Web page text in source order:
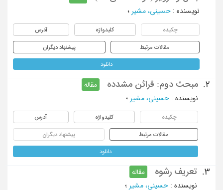
نویسنده : حسینی، مشیر ؛
چکیده کلیدواژه آدرس
مقالات مرتبط پیشنهاد دیگران
دانلود
2. مبحث دوم: قرائن مشدده
مقاله
نویسنده : حسینی، مشیر ؛
چکیده کلیدواژه آدرس
مقالات مرتبط پیشنهاد دیگران
دانلود
3. تعریف رشوه
مقاله
نویسنده : حسینی، مشیر ؛